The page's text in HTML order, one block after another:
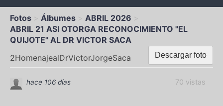
Fotos Álbumes
ABRIL 2026
ABRIL 21 ASI OTORGA RECONOCIMIENTO "EL
QUIJOTE" AL DR VICTOR SACA
Descargar foto
2HomenajealDrVictorJorgeSaca
70 vistas
hace 106 días